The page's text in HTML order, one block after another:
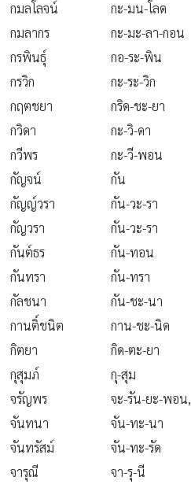
กมลโลจน์
กะ-มน-โลด
กมลากร
กะ-มะ-ลา-กอน
กรพินธุ์
กอ-ระ-พิน
กรวิก
กะ-ระ-วิก
กฤตชยา
กริด-ชะ-ยา
กวิดา
กะ-วิ-ดา
กวีพร
กะ-วี-พอน
กัญจน์
กัน
กัญญ์วรา
กัน-วะ-รา
กัญวรา
กัน-วะ-รา
กันต์ธร
กัน-ทอน
กันทรา
กัน-ทรา
กัลชนา
กัน-ชะ-นา
กานติ์ชนิต
กาน-ชะ-นิด
กิตยา
กิด-ตะ-ยา
กุสุมภ์
กุ-สุม
จรัญพร
จะ-รัน-ยะ-พอน,
จันทนา
จัน-ทะ-นา
จันทรัสม์
จัน-ทะ-รัด
จารุณี
จา-รุ-นี